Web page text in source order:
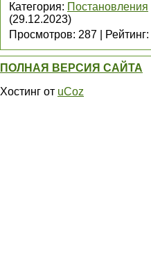
Категория: Постановления
(29.12.2023)
Просмотров: 287 Рейтинг:
ПОЛНАЯ ВЕРСИЯ САЙТА
Хостинг от uCoz